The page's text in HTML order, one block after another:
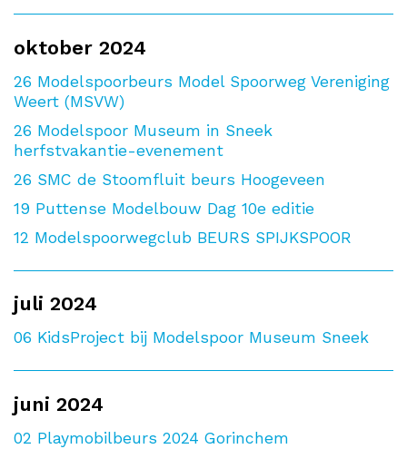
oktober 2024
26 Modelspoorbeurs Model Spoorweg Vereniging
Weert (MSVW)
26 Modelspoor Museum in Sneek
herfstvakantie-evenement
26 SMC de Stoomfluit beurs Hoogeveen
19 Puttense Modelbouw Dag 10e editie
12 Modelspoorwegclub BEURS SPIJKSPOOR
juli 2024
06 KidsProject bij Modelspoor Museum Sneek
juni 2024
02 Playmobilbeurs 2024 Gorinchem